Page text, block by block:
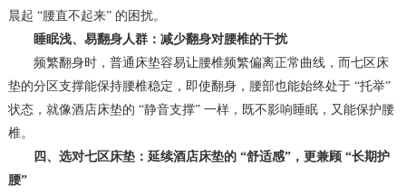
晨起 “腰直不起来” 的困扰。
睡眠浅、易翻身人群：减少翻身对腰椎的干扰
频繁翻身时，普通床垫容易让腰椎频繁偏离正常曲线，而七区床
垫的分区支撑能保持腰椎稳定，即使翻身，腰部也能始终处于 “托举”
状态，就像酒店床垫的 “静音支撑” 一样，既不影响睡眠，又能保护腰
椎。
四、选对七区床垫：延续酒店床垫的 “舒适感”，更兼顾 “长期护
腰”